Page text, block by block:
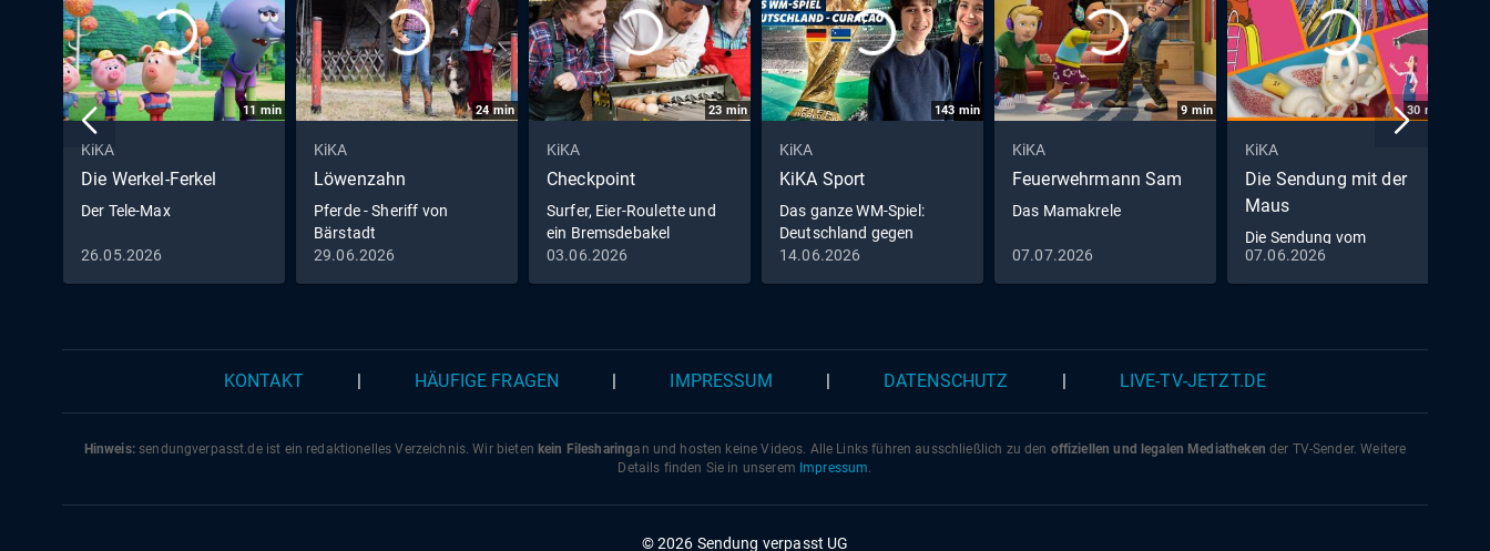
11 min
KiKA
Die Werkel-Ferkel
Der Tele-Max
26.05.2026
24min
KiKA
Löwenzahn
Pferde - Sheriff von
Bärstadt
29.06.2026
23 min
KiKA
Checkpoint
Surfer, Eier-Roulette und
ein Bremsdebakel
03.06.2026
143 min
KiKA
KiKA Sport
Das ganze WM-Spiel:
Deutschland gegen
Curaçao
14.06.2026
9 min
KiKA
Feuerwehrmann Sam
Das Mamakrele
07.07.2026
30 min
KiKA
Die Sendung mit der
Maus
Die Sendung vom
07.06.2026
07.06.2026
KONTAKT HÄUFIGE FRAGEN IMPRESSUM DATENSCHUTZ LIVE-TV-JETZT.DE
Hinweis:sendungverpasst.deist ein redaktionelles Verzeichnis. Wir bieten kein Filesharingan und hosten keine Videos. Alle Links führen ausschließlich zu den offiziellen und legalen Mediatheken der TV-Sender. Weitere
Details finden Sie in unserem Impressum.
© 2026 Sendung verpasst UG